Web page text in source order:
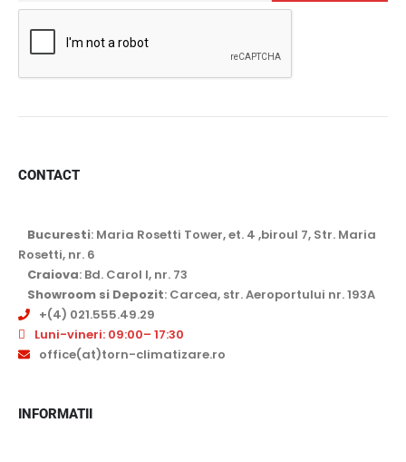
CONTACT
Bucuresti: Maria Rosetti Tower, et. 4 ,biroul 7, Str. Maria
Rosetti, nr. 6
Craiova: Bd. Carol I, nr. 73
Showroom si Depozit: Carcea, str. Aeroportului nr. 193A
+(4) 021.555.49.29
Luni-vineri: 09:00– 17:30
office(at)torn-climatizare.ro
INFORMATII